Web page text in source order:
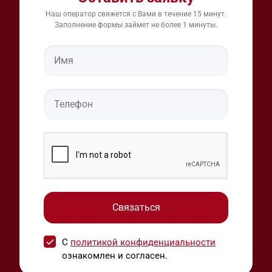
Наш оператор свяжется с Вами в течение 15 минут.
Заполнение формы займет не более 1 минуты.
С политикой конфиденциальности
ознакомлен и согласен.